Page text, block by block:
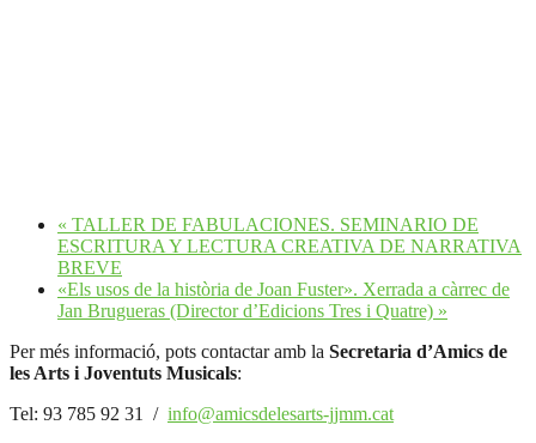
« TALLER DE FABULACIONES. SEMINARIO DE
ESCRITURA Y LECTURA CREATIVA DE NARRATIVA
BREVE
«Els usos de la història de Joan Fuster». Xerrada a càrrec de
Jan Brugueras (Director d’Edicions Tres i Quatre) »
Per més informació, pots contactar amb la Secretaria d’Amics de
les Arts i Joventuts Musicals:
Tel: 93 785 92 31 / info@amicsdelesarts-jjmm.cat